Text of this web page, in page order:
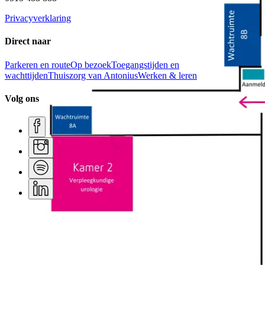
Privacyverklaring
Direct naar
Parkeren en routeOp bezoekToegangstijden en
wachttijdenThuiszorg van AntoniusWerken & leren
Volg ons